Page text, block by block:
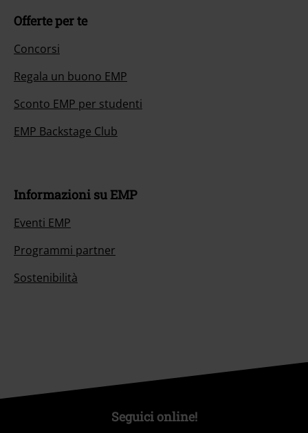
Offerte per te
Concorsi
Regala un buono EMP
Sconto EMP per studenti
EMP Backstage Club
Informazioni su EMP
Eventi EMP
Programmi partner
Sostenibilità
Seguici online!